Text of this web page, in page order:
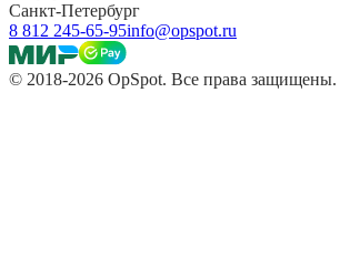
Санкт-Петербург
8 812 245-65-95info@opspot.ru
© 2018-2026 OpSpot. Все права защищены.